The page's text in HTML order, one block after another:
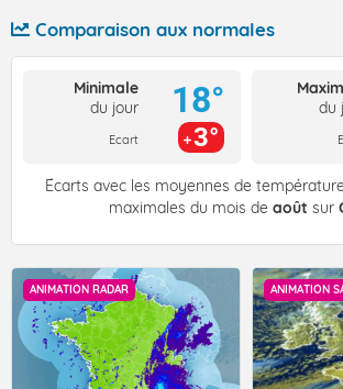
Comparaison aux normales
Minimale
du jour
Ecart
18°
3°
du
Écarts avec les moyennes de
maximales du mois de août sur
ANIMATION RADAR ANIMATION